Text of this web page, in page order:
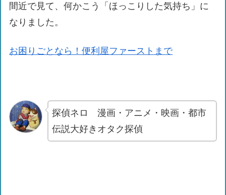
間近で見て、何かこう「ほっこりした気持ち」に
なりました。
お困りごとなら！便利屋ファーストまで
探偵ネロ 漫画・アニメ・映画・都市
伝説大好きオタク探偵